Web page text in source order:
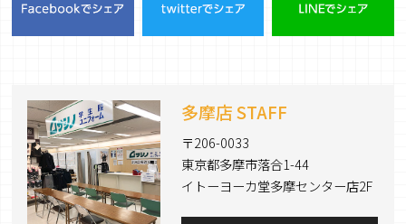
多摩店 STAFF
〒206-0033
東京都多摩市落合1-44
イトーヨーカ堂多摩センター店2F